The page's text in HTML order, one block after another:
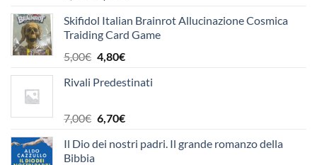
originale
era:
7,00€.
attuale
è:
6,70€.
Skifidol Italian Brainrot Allucinazione Cosmica
Traiding Card Game
5,00€ Il
originale
5,00€.
4,80€Il
attuale
4,80€.
Rivali Predestinati
7,00€ Il
originale
6,70€Il
attuale
Il Dio dei nostri padri. Il grande romanzo della
Bibbia